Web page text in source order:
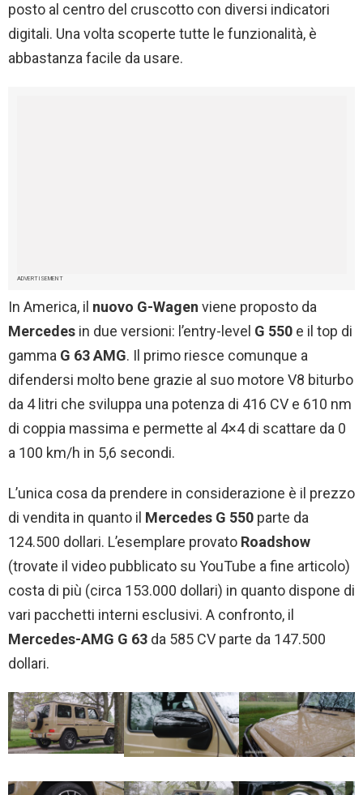
posto al centro del cruscotto con diversi indicatori
digitali. Una volta scoperte tutte le funzionalità, è
abbastanza facile da usare.
ADVERTISEMENT
In America, il nuovo G-Wagen viene proposto da
Mercedes in due versioni: l’entry-level G 550 e il top di
gamma G 63 AMG. Il primo riesce comunque a
difendersi molto bene grazie al suo motore V8 biturbo
da 4 litri che sviluppa una potenza di 416 CV e 610 nm
di coppia massima e permette al 4×4 di scattare da 0
a 100 km/h in 5,6 secondi.
L’unica cosa da prendere in considerazione è il prezzo
di vendita in quanto il Mercedes G 550 parte da
124.500 dollari. L’esemplare provato Roadshow
(trovate il video pubblicato su YouTube a fine articolo)
costa di più (circa 153.000 dollari) in quanto dispone di
vari pacchetti interni esclusivi. A confronto, il
Mercedes-AMG G 63 da 585 CV parte da 147.500
dollari.